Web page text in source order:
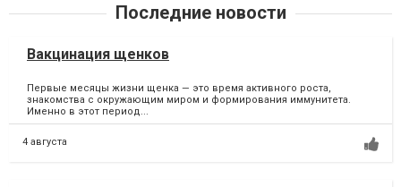
Последние новости
Вакцинация щенков
Первые месяцы жизни щенка — это время активного роста,
знакомства с окружающим миром и формирования иммунитета.
Именно в этот период...
4 августа